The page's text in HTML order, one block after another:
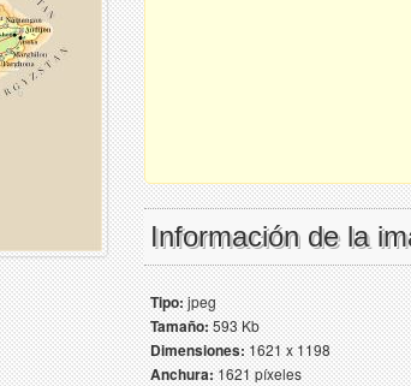
Información de la
Tipo:jpeg
Tamaño:593 Kb
Dimensiones:1621 x 1198
Anchura:1621 píxeles